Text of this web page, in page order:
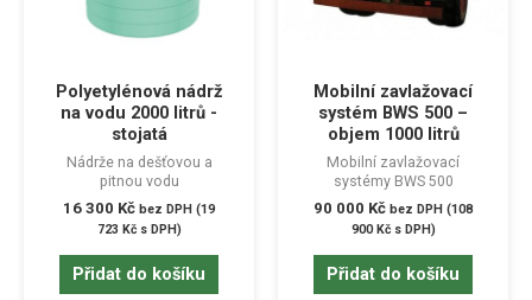
Polyetylénová nádrž
na vodu 2000 litrů -
stojatá
Nádrže na dešťovou a
pitnou vodu
16 300 Kč bez DPH (19
723 Kčs DPH)
Přidat do košíku
Mobilní zavlažovací
systém BWS 500 –
objem 1000 litrů
Mobilní zavlažovací
systémy BWS 500
90 000 Kč bez DPH (108
900 Kčs DPH)
Přidat do košíku